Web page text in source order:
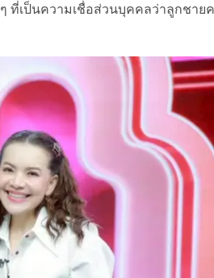
ที่เป็นความเชื่อส่วนบุคคลว่าลูกชาย